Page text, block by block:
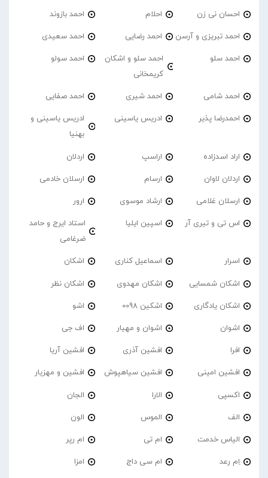
احسان نی زن احلام احمد بازوند
احمد تبریزی و آرسن احمد‌ رضایی احمد سعیدی
احمد سلو
احمد سلو و اشکان
کریمخانی
احمد سولو
احمد شامی احمد شیری احمد صفایی
احمدرضا پذیر ادریس یاسینی
ادریس یاسینی و
بهنیا
اراد اسدزاده اراسپ اردلان
اردلان لاوان ارسام ارسلان خادمی
ارسلان غلامی ارشاد موسوی ارور
اس تی و تیری آر اسپین ایلیا
استاد ایرج و حامد
ضرغامی
اسرار اسماعیل کناری اشکان
اشکان شمسایی اشکان مهدوی اشکان نظر
اشکان یادگاری اشکین 0098 اشو
اشوان اشوان و مهیار اف جی
افرا افشین آذری افشین آریا
افشین امینی افشین سیاهپوش افشین و مهزیار
اکسپی الارا الجان
الف الموس الون
الیاس خدمت ام تی ام رپر
اِم رعد ام سی داج امزا